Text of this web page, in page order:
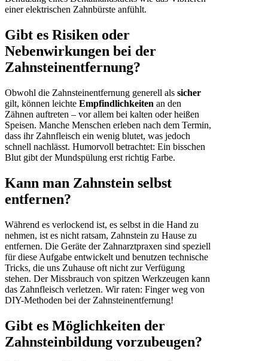
einer elektrischen Zahnbürste anfühlt.
Gibt es Risiken oder
Nebenwirkungen bei der
Zahnsteinentfernung?
Obwohl die Zahnsteinentfernung generell als sicher
gilt, können leichte Empfindlichkeiten an den
Zähnen auftreten – vor allem bei kalten oder heißen
Speisen. Manche Menschen erleben nach dem Termin,
dass ihr Zahnfleisch ein wenig blutet, was jedoch
schnell nachlässt. Humorvoll betrachtet: Ein bisschen
Blut gibt der Mundspülung erst richtig Farbe.
Kann man Zahnstein selbst
entfernen?
Während es verlockend ist, es selbst in die Hand zu
nehmen, ist es nicht ratsam, Zahnstein zu Hause zu
entfernen. Die Geräte der Zahnarztpraxen sind speziell
für diese Aufgabe entwickelt und benutzen technische
Tricks, die uns Zuhause oft nicht zur Verfügung
stehen. Der Missbrauch von spitzen Werkzeugen kann
das Zahnfleisch verletzen. Wir raten: Finger weg von
DIY-Methoden bei der Zahnsteinentfernung!
Gibt es Möglichkeiten der
Zahnsteinbildung vorzubeugen?